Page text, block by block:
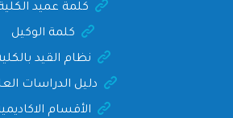
كلمة عميد
كلمة الوكيل
نظام القيد
دليل الدراسات
الأقسام